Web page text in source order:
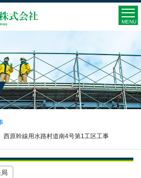
MENU
原幹線用水路村道南4号第1工区工事